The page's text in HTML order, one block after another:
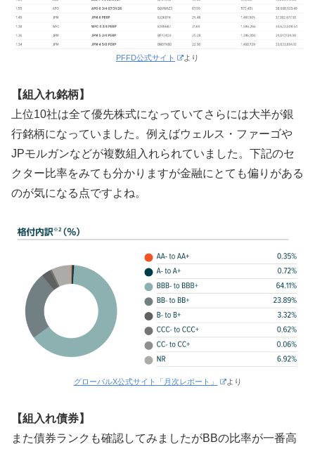
PFFD公式サイト より
【組入れ銘柄】
上位10社は全て優先株式になっていてさらには大半が銀
行銘柄になっていました。例えばウェルス・ファーゴや
JPモルガンなどが複数組入れられていました。下記のセ
クター比率をみても分かりますが金融にとても偏りがある
のが気になる点ですよね。
グローバルX公式サイト「月次レポート」 より
【組入れ債券】
また債券ランクも確認してみましたがBBの比率が一番高